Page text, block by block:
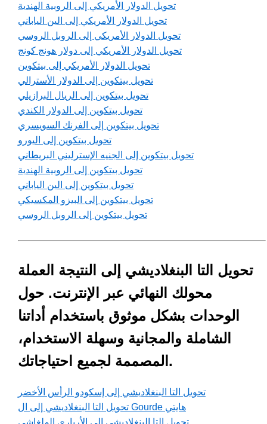
تحويل الدولار الأمريكي إلى الروبية الهندية
تحويل الدولار الأمريكي إلى الين الياباني
تحويل الدولار الأمريكي إلى الروبل الروسي
تحويل الدولار الأمريكي إلى دولار هونج كونج
تحويل الدولار الأمريكي إلى بيتكوين
تحويل بيتكوين إلى الدولار الأسترالي
تحويل بيتكوين إلى الريال البرازيلي
تحويل بيتكوين إلى الدولار الكندي
تحويل بيتكوين إلى الفرنك السويسري
تحويل بيتكوين إلى اليورو
تحويل بيتكوين إلى الجنيه الإسترليني البريطاني
تحويل بيتكوين إلى الروبية الهندية
تحويل بيتكوين إلى الين الياباني
تحويل بيتكوين إلى البيزو المكسيكي
تحويل بيتكوين إلى الروبل الروسي
تحويل التا البنغلاديشي إلى النتيجة العملة
محولك النهائي عبر الإنترنت. حول
الوحدات بشكل موثوق باستخدام أداتنا
الشاملة والمجانية وسهلة الاستخدام،
المصممة لجميع احتياجاتك.
تحويل التا البنغلاديشي إلى إسكودو الرأس الأخضر
تحويل التا البنغلاديشي إلى ال Gourde هايتي